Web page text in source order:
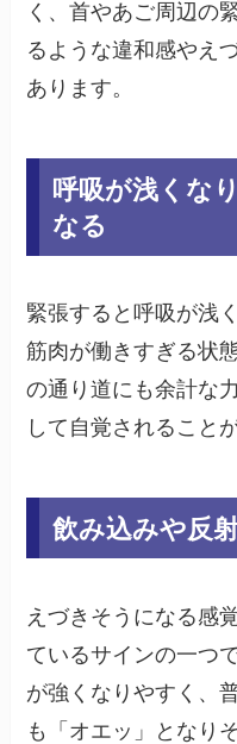
く、首やあご周辺の
るような違和感やえ
あります。
呼吸が浅くな
なる
緊張すると呼吸が浅
筋肉が働きすぎる状
の通り道にも余計な
して自覚されること
飲み込みや反
えづきそうになる感
ているサインの一つ
が強くなりやすく、
も「オエッ」となり